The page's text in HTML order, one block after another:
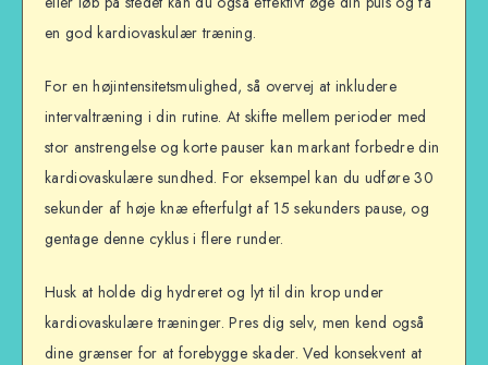
en god kardiovaskulær træning.
For en højintensitetsmulighed, så overvej at inkludere
intervaltræning i din rutine. At skifte mellem perioder med
stor anstrengelse og korte pauser kan markant forbedre din
kardiovaskulære sundhed. For eksempel kan du udføre 30
sekunder af høje knæ efterfulgt af 15 sekunders pause, og
gentage denne cyklus i flere runder.
Husk at holde dig hydreret og lyt til din krop under
kardiovaskulære træninger. Pres dig selv, men kend også
dine grænser for at forebygge skader. Ved konsekvent at